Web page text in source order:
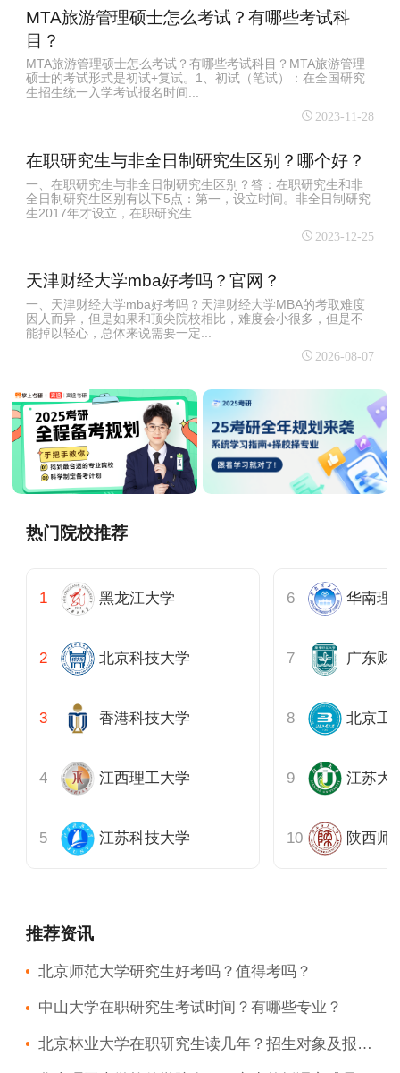
MTA旅游管理硕士怎么考试？有哪些考试科
目？
MTA旅游管理硕士怎么考试？有哪些考试科目？MTA旅游管理
硕士的考试形式是初试+复试。1、初试（笔试）：在全国研究
生招生统一入学考试报名时间...
2023-11-28
在职研究生与非全日制研究生区别？哪个好？
一、在职研究生与非全日制研究生区别？答：在职研究生和非
全日制研究生区别有以下5点：第一，设立时间。非全日制研究
生2017年才设立，在职研究生...
2023-12-25
天津财经大学mba好考吗？官网？
一、天津财经大学mba好考吗？天津财经大学MBA的考取难度
因人而异，但是如果和顶尖院校相比，难度会小很多，但是不
能掉以轻心，总体来说需要一定...
2026-08-07
热门院校推荐
黑龙江大学
北京科技大学
香港科技大学
江西理工大学
江苏科技大学
广东财
北京工
江苏大
陕西师
推荐资讯
北京师范大学研究生好考吗？值得考吗？
中山大学在职研究生考试时间？有哪些专业？
北京林业大学在职研究生读几年？招生对象及报名条件？